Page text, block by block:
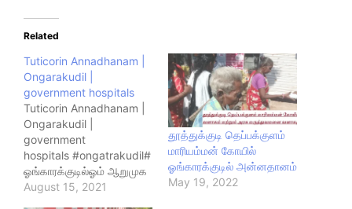
Related
Tuticorin Annadhanam |
Ongarakudil |
government hospitals
Tuticorin Annadhanam |
Ongarakudil |
government
hospitals #ongatrakudil#
ஓங்காரக்குடில்ஓம் ஆறுமுக
அரங்கமகா தேசிகாய நம
August 15, 2021
தூத்துக்குடி தெப்பக்குளம்
மாரியம்மன் கோயில்
ஓங்காரக்குடில் அன்னதானம்
May 19, 2022